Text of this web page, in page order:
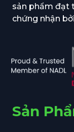
sản phẩm đạt
chứng nhận
Sản